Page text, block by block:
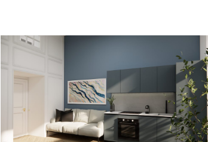
Rendering
collaborazioni!